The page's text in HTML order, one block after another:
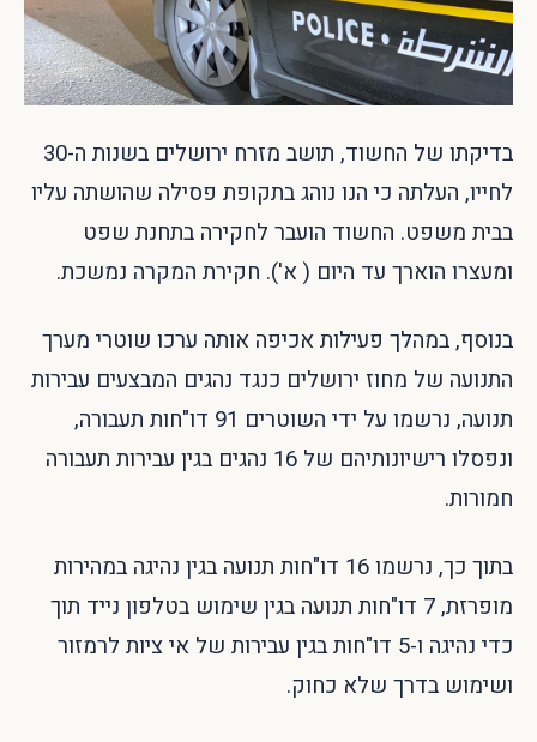
בדיקתו של החשוד, תושב מזרח ירושלים בשנות ה-30
לחייו, העלתה כי הנו נוהג בתקופת פסילה שהושתה עליו
בבית משפט. החשוד הועבר לחקירה בתחנת שפט
ומעצרו הוארך עד היום ( א'). חקירת המקרה נמשכת.
בנוסף, במהלך פעילות אכיפה אותה ערכו שוטרי מערך
התנועה של מחוז ירושלים כנגד נהגים המבצעים עבירות
תנועה, נרשמו על ידי השוטרים 91 דו"חות תעבורה,
ונפסלו רישיונותיהם של 16 נהגים בגין עבירות תעבורה
חמורות.
בתוך כך, נרשמו 16 דו"חות תנועה בגין נהיגה במהירות
מופרזת, 7 דו"חות תנועה בגין שימוש בטלפון נייד תוך
כדי נהיגה ו-5 דו"חות בגין עבירות של אי ציות לרמזור
ושימוש בדרך שלא כחוק.